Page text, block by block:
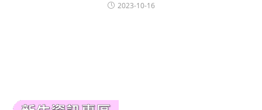
2023-10-16